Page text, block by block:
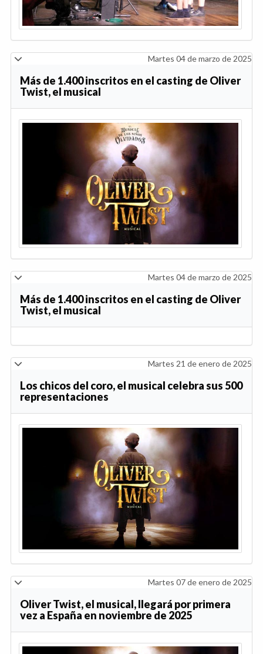
Martes 04 de marzo de 2025
Más de 1.400 inscritos en el casting de Oliver
Twist, el musical
Martes 04 de marzo de 2025
Más de 1.400 inscritos en el casting de Oliver
Twist, el musical
Martes 21 de enero de 2025
Los chicos del coro, el musical celebra sus 500
representaciones
Martes 07 de enero de 2025
Oliver Twist, el musical, llegará por primera
vez a España en noviembre de 2025